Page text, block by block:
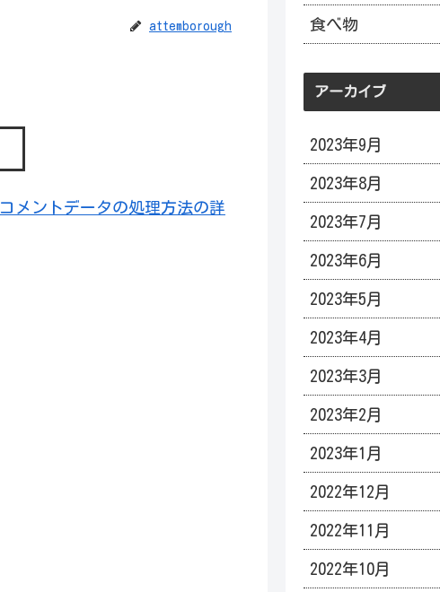
attemborough
コメントデータの処理方法の詳
食べ物
アーカイブ
2023年9月
2023年8月
2023年7月
2023年6月
2023年5月
2023年4月
2023年3月
2023年2月
2023年1月
2022年12月
2022年11月
2022年10月